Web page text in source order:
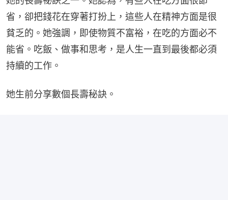
省，卻把錢花在穿著打扮上，這些人在精神方面是很
貧乏的。她強調，即使物質不富裕，在吃的方面必不
能省。吃飯、做事和思考，是人生一直到最後都必須
持續的工作。
她生前分享數個長壽秘訣。